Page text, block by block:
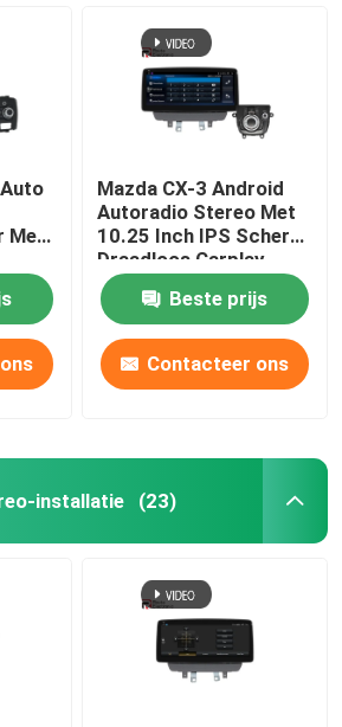
Met
Mazda CX-3 Android
Autoradio Stereo Met
10.25 Inch IPS Scherm
Draadloos Carplay
Beste prijs
Contacteer ons
installatie (23)